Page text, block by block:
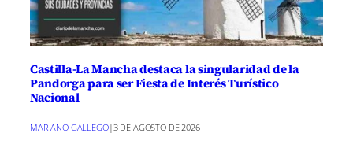
Castilla-La Mancha destaca la singularidad de la
Pandorga para ser Fiesta de Interés Turístico
Nacional
MARIANO GALLEGO|3 DE AGOSTO DE 2026